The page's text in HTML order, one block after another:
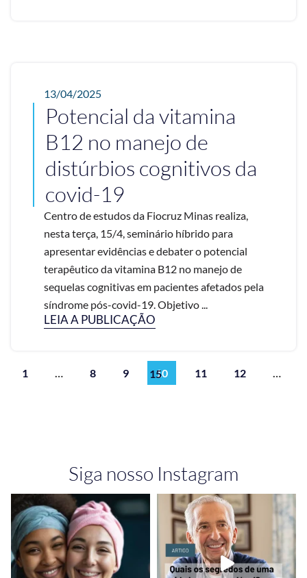
13/04/2025
Potencial da vitamina
B12 no manejo de
distúrbios cognitivos da
covid-19
Centro de estudos da Fiocruz Minas realiza,
nesta terça, 15/4, seminário híbrido para
apresentar evidências e debater o potencial
terapêutico da vitamina B12 no manejo de
sequelas cognitivas em pacientes afetados pela
síndrome pós-covid-19. Objetivo ...
LEIA A PUBLICAÇÃO
1 … 8 9 10 11 12 …
15
Siga nosso Instagram